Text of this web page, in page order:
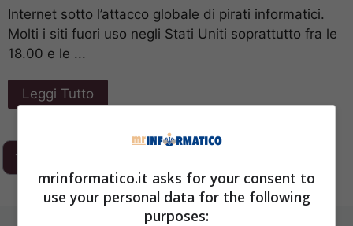
Internet sotto l’attacco globale di pirati informatici.
Molti i siti fuori uso negli Stati Uniti soprattutto fra le
18.00 e le ...
Leggi Tutto
1
mrinformatico.it asks for your consent to
use your personal data for the following
purposes: